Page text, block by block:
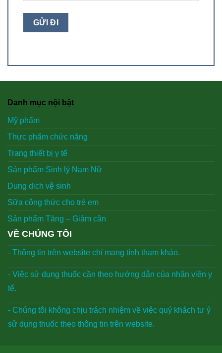
Danh mục nội bật
Mỹ phẩm
Thực phẩm chức năng
Trang thiết bị y tế
Sản phẩm Sinh lý Nam Nữ
Dung dich vệ sinh
Sữa công thức cho trẻ em
Sản phẩm Tăng – Giảm cân
VỀ CHÚNG TÔI
- Thông tin trên website chỉ mang tính tham khảo.
- Việc sử dụng thuốc cần theo hướng dẫn của nhân viên y
tế.
- Chúng tôi không chịu trách nhiệm về việc quý khách tư ý
sử dụng thuốc theo thông tin trên website.